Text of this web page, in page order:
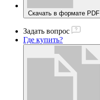
Скачать в формате PDF
Задать вопрос
Где купить?